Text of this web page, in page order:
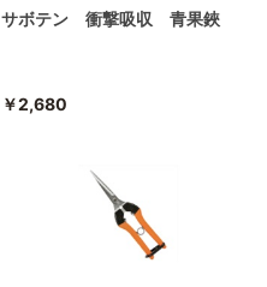
サボテン 衝撃吸収 青果鋏
￥2,680